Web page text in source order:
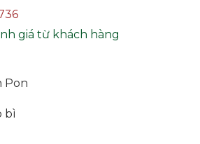
giá từ khách hàng
Pon
bì
TƯ VẤN MIỄN PHÍ